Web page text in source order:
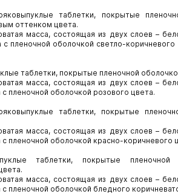
таблетки, покрытые
оттенком цвета.
масса, состоящая из двух слоев –
пленочной оболочкой светло-
таблетки, покрытые пленочной
масса, состоящая из двух слоев –
пленочной оболочкой розового цвета.
таблетки, покрытые
масса, состоящая из двух слоев –
пленочной оболочкой красно-коричневого
таблетки, покрытые пленочной
масса, состоящая из двух слоев –
пленочной оболочкой бледного